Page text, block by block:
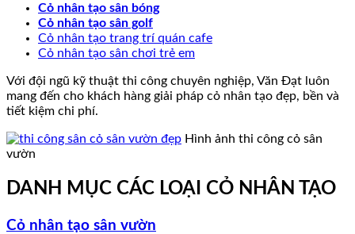
Cỏ nhân tạo sân bóng
Cỏ nhân tạo sân golf
Cỏ nhân tạo trang trí quán cafe
Cỏ nhân tạo sân chơi trẻ em
Với đội ngũ kỹ thuật thi công chuyên nghiệp, Văn Đạt luôn
mang đến cho khách hàng giải pháp cỏ nhân tạo đẹp, bền và
tiết kiệm chi phí.
Hình ảnh thi công cỏ sân
vườn
DANH MỤC CÁC LOẠI CỎ NHÂN TẠO
Cỏ nhân tạo sân vườn